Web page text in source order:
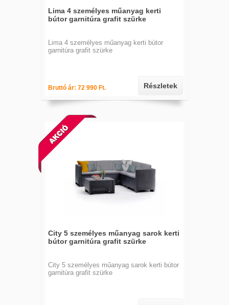
Lima 4 személyes műanyag kerti
bútor garnitúra grafit szürke
Lima 4 személyes műanyag kerti bútor
garnitúra grafit szürke
Bruttó ár: 72 990 Ft. Részletek
City 5 személyes műanyag sarok kerti
bútor garnitúra grafit szürke
City 5 személyes műanyag sarok kerti bútor
garnitúra grafit szürke